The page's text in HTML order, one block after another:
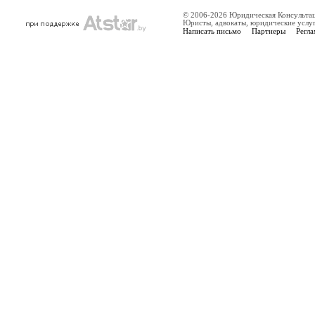
© 2006-2026 Юридическая
Юристы, адвокаты, юридические
Написать письмо Партнеры